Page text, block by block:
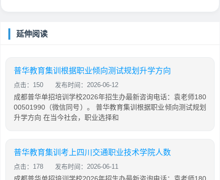
延伸阅读
普华教育集训根据职业倾向测试规划升学方向
点击：150 发布时间：2026-06-12
成都普华单招培训学校2026年招生办最新咨询电话：袁老师180
00501990（微信同号）。 普华教育集训根据职业倾向测试规划
升学方向 在当今社会，职业选择和
普华教育集训考上四川交通职业技术学院人数
点击：178 发布时间：2026-06-11